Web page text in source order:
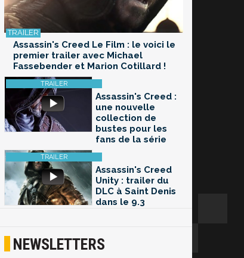
Assassin's Creed Le Film : le voici le
premier trailer avec Michael
Fassebender et Marion Cotillard !
Assassin's Creed :
une nouvelle
collection de
bustes pour les
fans de la série
Assassin's Creed
Unity : trailer du
DLC à Saint Denis
dans le 9.3
NEWSLETTERS